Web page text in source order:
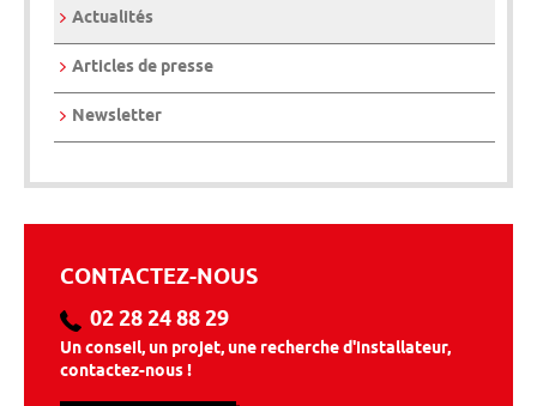
Actualités
Articles de presse
Newsletter
CONTACTEZ-NOUS
02 28 24 88 29
Un conseil, un projet, une recherche d'installateur,
contactez-nous !